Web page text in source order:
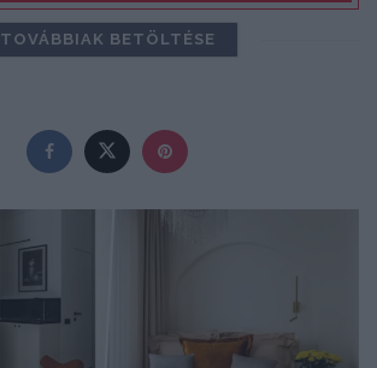
TOVÁBBIAK BETÖLTÉSE